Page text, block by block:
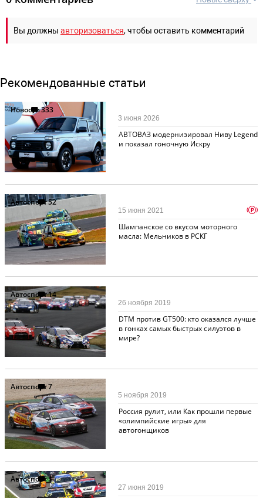
Вы должны авторизоваться, чтобы оставить комментарий
Рекомендованные статьи
Новости333
АВТОВАЗ модернизировал Ниву Legend
и показал гоночную Искру
3 июня 2026
Автоспорт52
Шампанское со вкусом моторного
масла: Мельников в РСКГ
15 июня 2021 p
Автоспорт14
DTM против GT500: кто оказался лучше
в гонках самых быстрых силуэтов в
мире?
26 ноября 2019
Автоспорт7
Россия рулит, или Как прошли первые
«олимпийские игры» для
автогонщиков
5 ноября 2019
Автоспорт1
27 июня 2019